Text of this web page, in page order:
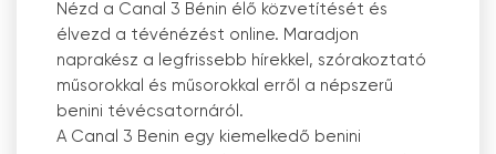
Nézd a Canal 3 Bénin élő közvetítését és
élvezd a tévénézést online. Maradjon
naprakész a legfrissebb hírekkel, szórakoztató
műsorokkal és műsorokkal erről a népszerű
benini tévécsatornáról.
A Canal 3 Benin egy kiemelkedő benini